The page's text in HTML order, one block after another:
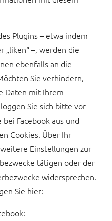
Plugins – etwa indem
„liken“ –, werden die
ebenfalls an die
Sie verhindern,
Daten mit Ihrem
Sie sich bitte vor
Facebook aus und
Cookies. Über Ihr
Einstellungen zur
tätigen oder der
widersprechen.
Sie hier: